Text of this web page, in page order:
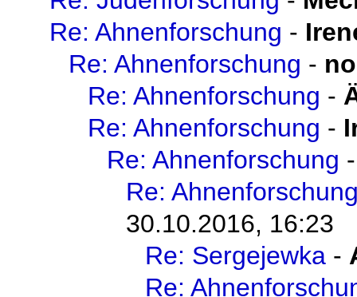
Re: Ahnenforschung -
Re: Ahnenforschung -
Re: Ahnenforschung -
Re: Ahnenforschung -
Re: Ahnenforschung
Re:
30.10.2016, 16:23
Re: Sergejewka -
Re: